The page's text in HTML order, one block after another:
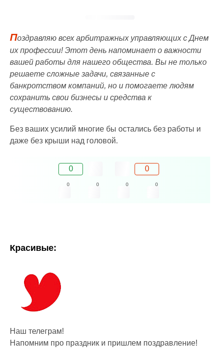
Поздравляю всех арбитражных управляющих с Днем
их профессии! Этот день напоминает о важности
вашей работы для нашего общества. Вы не только
решаете сложные задачи, связанные с
банкротством компаний, но и помогаете людям
сохранить свои бизнесы и средства к
существованию.
Без ваших усилий многие бы остались без работы и
даже без крыши над головой.
0 0
0 0 0 0
Красивые:
Наш телеграм!
Напомним про праздник и пришлем поздравление!